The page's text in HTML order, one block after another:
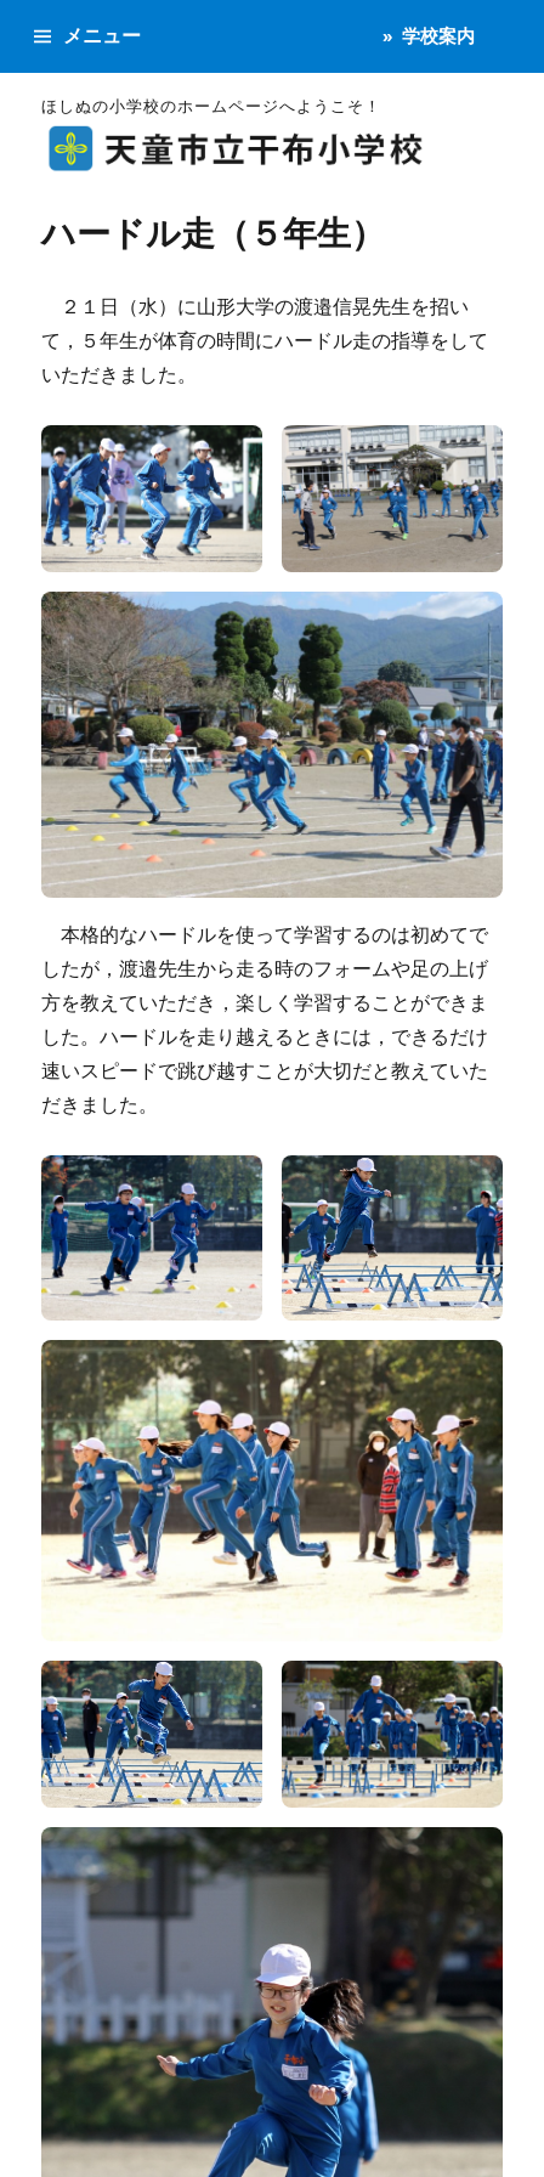
ほしぬの小学校のホームページへようこそ！
メニュー 学校案内
ハードル走（５年生）
２１日（水）に山形大学の渡邉信晃先生を招い
て，５年生が体育の時間にハードル走の指導をして
いただきました。
本格的なハードルを使って学習するのは初めてで
したが，渡邉先生から走る時のフォームや足の上げ
方を教えていただき，楽しく学習することができま
した。ハードルを走り越えるときには，できるだけ
速いスピードで跳び越すことが大切だと教えていた
だきました。